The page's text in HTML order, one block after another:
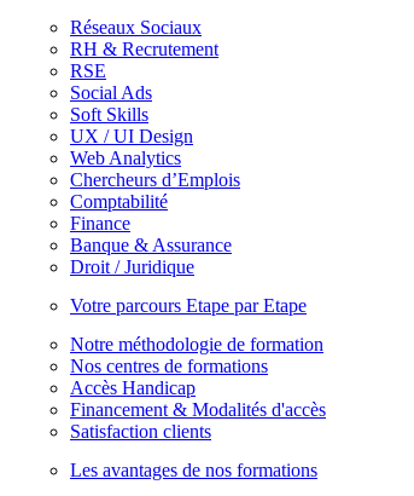
Réseaux Sociaux
RH & Recrutement
RSE
Social Ads
Soft Skills
UX / UI Design
Web Analytics
Chercheurs d’Emplois
Comptabilité
Finance
Banque & Assurance
Droit / Juridique
Votre parcours Etape par Etape
Notre méthodologie de formation
Nos centres de formations
Accès Handicap
Financement & Modalités d'accès
Satisfaction clients
Les avantages de nos formations